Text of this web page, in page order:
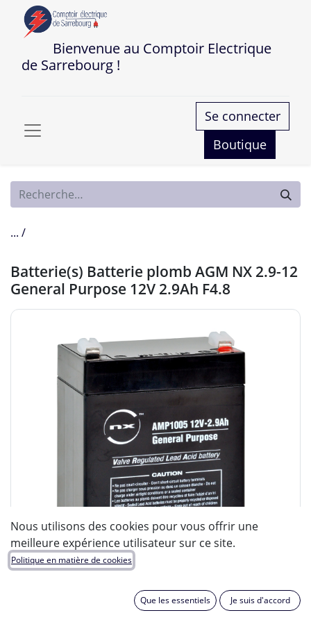
Bienvenue au Comptoir Electrique
de Sarrebourg !
Se connecter
Boutique
... /
Batterie(s) Batterie plomb AGM NX 2.9-12
General Purpose 12V 2.9Ah F4.8
Nous utilisons des cookies pour vous offrir une
meilleure expérience utilisateur sur ce site.
Politique en matière de cookies
Que les essentiels Je suis d'accord